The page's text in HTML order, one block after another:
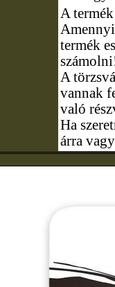
A
termék
A
vannak
való
Ha
árra